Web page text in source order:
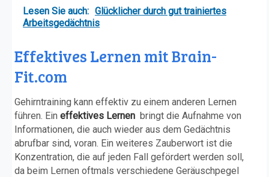
Lesen Sie auch: Glücklicher durch gut trainiertes
Arbeitsgedächtnis
Effektives Lernen mit Brain-
Fit.com
Gehirntraining kann effektiv zu einem anderen Lernen
führen. Eineffektives Lernen bringt die Aufnahme von
Informationen, die auch wieder aus dem Gedächtnis
abrufbar sind, voran. Ein weiteres Zauberwort ist die
Konzentration, die auf jeden Fall gefördert werden soll,
da beim Lernen oftmals verschiedene Geräuschpegel